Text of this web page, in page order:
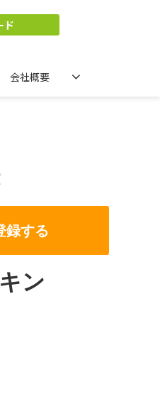
ド
会社概要
録する
ン